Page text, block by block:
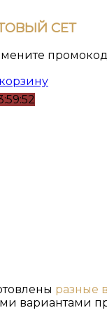
СЕТ
разные
вариантами